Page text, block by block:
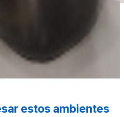
y ambientes son
de color y textura pueden
de tu pantalla y diferir
de ambientación no se
estos ambientes